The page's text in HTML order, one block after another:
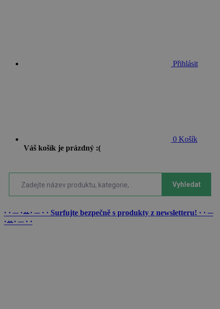
Přihlásit
0 Košík
Váš košík je prázdný :(
Vyhledat
· · ─ ·ꕀ· ─ · · Surfujte bezpečně s produkty z newsletteru! · · ─
·ꕀ· ─ · ·